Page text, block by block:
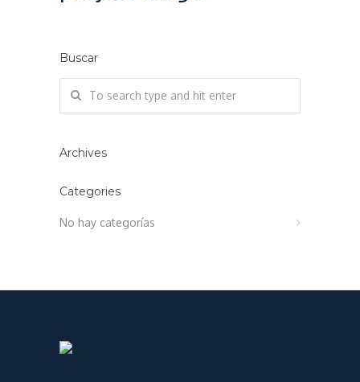
Buscar
Archives
Categories
No hay categorías